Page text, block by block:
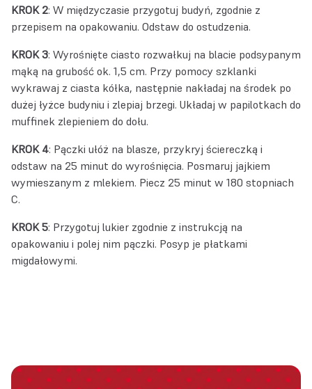
KROK 2: W międzyczasie przygotuj budyń, zgodnie z
przepisem na opakowaniu. Odstaw do ostudzenia.
KROK 3: Wyrośnięte ciasto rozwałkuj na blacie podsypanym
mąką na grubość ok. 1,5 cm. Przy pomocy szklanki
wykrawaj z ciasta kółka, następnie nakładaj na środek po
dużej łyżce budyniu i zlepiaj brzegi. Układaj w papilotkach do
muffinek zlepieniem do dołu.
KROK 4: Pączki ułóż na blasze, przykryj ściereczką i
odstaw na 25 minut do wyrośnięcia. Posmaruj jajkiem
wymieszanym z mlekiem. Piecz 25 minut w 180 stopniach
C.
KROK 5: Przygotuj lukier zgodnie z instrukcją na
opakowaniu i polej nim pączki. Posyp je płatkami
migdałowymi.